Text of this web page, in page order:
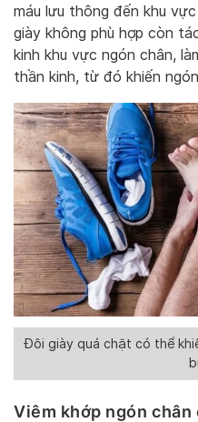
máu lưu thông đến khu
giày không phù hợp còn
kinh khu vực ngón chân,
thần kinh, từ đó khiến
Đôi giày quá chật có thể
Viêm khớp ngón chân